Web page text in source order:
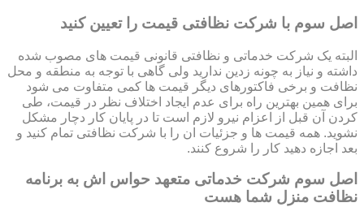
اصل سوم با شرکت نظافتی قیمت را تعیین کنید
البته یک شرکت خدماتی و نظافتی قانونی قیمت های مصوب شده
داشته و نیاز به چونه زدین ندارید ولی گاهی با توجه به منطقه و محل
نظافت و برخی فاکتورهای دیگر قیمت ها کمی متفاوت می شود
برای همین بهترین راه برای عدم ایجاد اختلاف نظر در قیمت، طی
کردن آن قبل از اعزام نیرو لازم است تا در پایان کار دچار مشکل
نشوید. همه قیمت ها و جزئیات ان را با شرکت نظافتی تمام کنید و
بعد اجازه دهید کار را شروع کنند.
اصل سوم شرکت خدماتی متعهد حواس اش به برنامه
نظافت منزل شما هست